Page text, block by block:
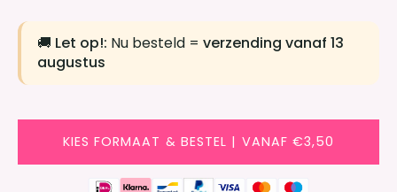
🚚 Let op!: Nu besteld = verzending vanaf 13
augustus
KIES FORMAAT & BESTEL | VANAF €3,50